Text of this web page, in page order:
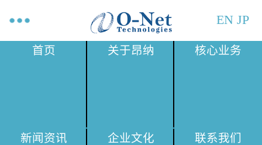
EN JP
首页 关于昂纳 核心业务
新闻资讯 企业文化 联系我们